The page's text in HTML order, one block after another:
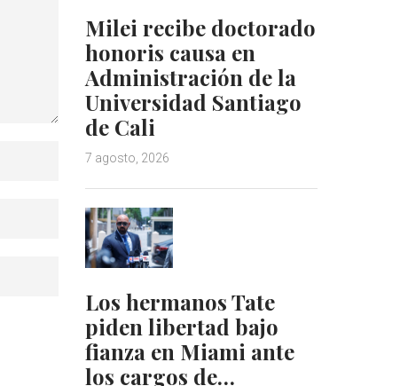
Milei recibe doctorado
honoris causa en
Administración de la
Universidad Santiago
de Cali
7 agosto, 2026
Los hermanos Tate
piden libertad bajo
fianza en Miami ante
los cargos de…